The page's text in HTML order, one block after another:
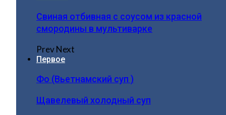
Свиная отбивная с соусом из красной
смородины в мультиварке
PrevNext
Первое
Фо (Вьетнамский суп )
Щавелевый холодный суп